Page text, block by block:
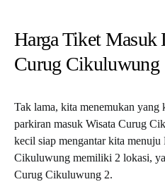
Harga Tiket Masuk
Curug Cikuluwung
Tak lama, kita menemukan yang
parkiran masuk Wisata Curug
kecil siap mengantar kita
Cikuluwung memiliki 2 lokasi,
Curug Cikuluwung 2.